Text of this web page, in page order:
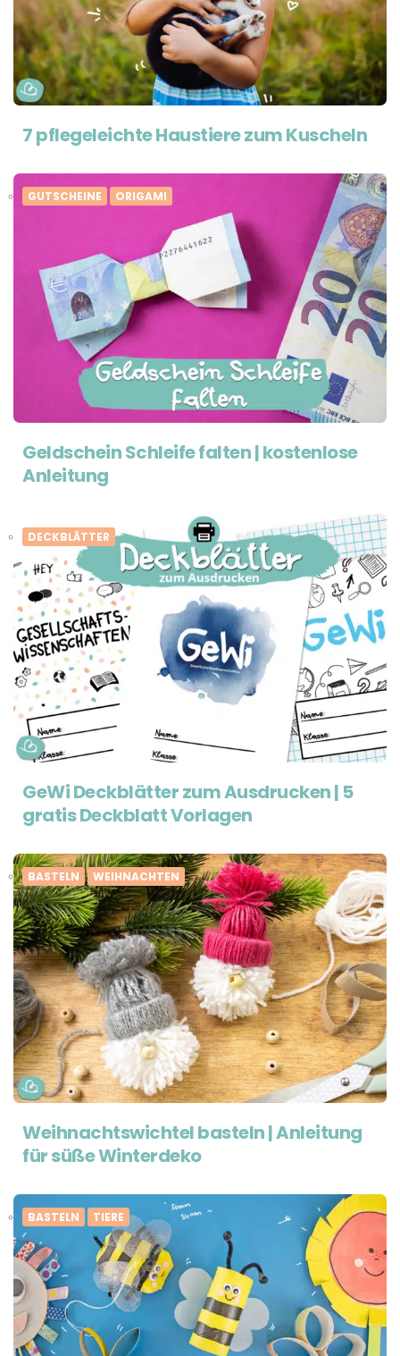
7 pflegeleichte Haustiere zum Kuscheln
GUTSCHEINE ORIGAMI
Geldschein Schleife falten | kostenlose
Anleitung
DECKBLÄTTER
GeWi Deckblätter zum Ausdrucken | 5
gratis Deckblatt Vorlagen
BASTELN WEIHNACHTEN
Weihnachtswichtel basteln | Anleitung
für süße Winterdeko
BASTELN TIERE